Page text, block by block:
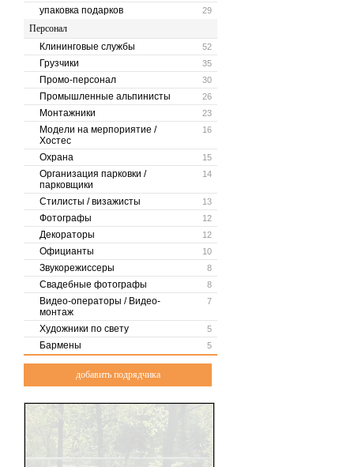
29
упаковка подарков
Персонал
52
Клининговые службы
35
Грузчики
30
Промо-персонал
26
Промышленные альпинисты
23
Монтажники
16
Модели на мерпориятие /
Хостес
15
Охрана
14
Организация парковки /
парковщики
13
Стилисты / визажисты
12
Фотографы
12
Декораторы
10
Официанты
8
Звукорежиссеры
8
Свадебные фотографы
7
Видео-операторы / Видео-
монтаж
5
Художники по свету
5
Бармены
добавить подрядчика